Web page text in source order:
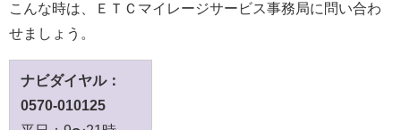
こんな時は、ＥＴＣマイレージサービス事務局に問い合わ
せましょう。
ナビダイヤル：
0570-010125